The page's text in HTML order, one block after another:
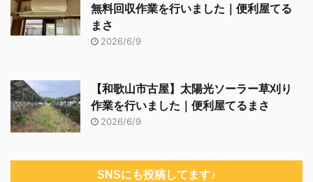
無料回収作業を行いました｜便利屋てる
まさ
2026/6/9
【和歌山市古屋】太陽光ソーラー草刈り
作業を行いました｜便利屋てるまさ
2026/6/9
SNSにも投稿してます♪